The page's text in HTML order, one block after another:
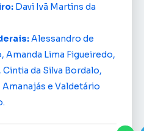
Davi Ivã Martins da
Alessandro de
Amanda Lima Figueiredo,
da Silva Bordalo,
e Valdetário